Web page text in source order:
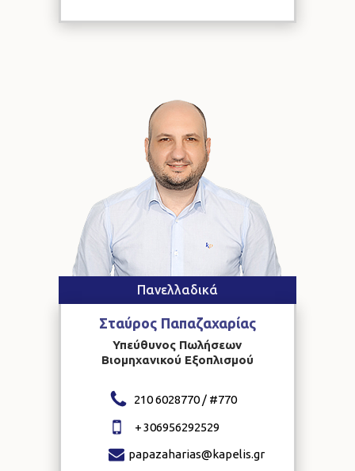
Πανελλαδικά
Σταύρος Παπαζαχαρίας
Υπεύθυνος Πωλήσεων
Βιομηχανικού Εξοπλισμού
210 6028770 / #770
+306956292529
papazaharias@kapelis.gr